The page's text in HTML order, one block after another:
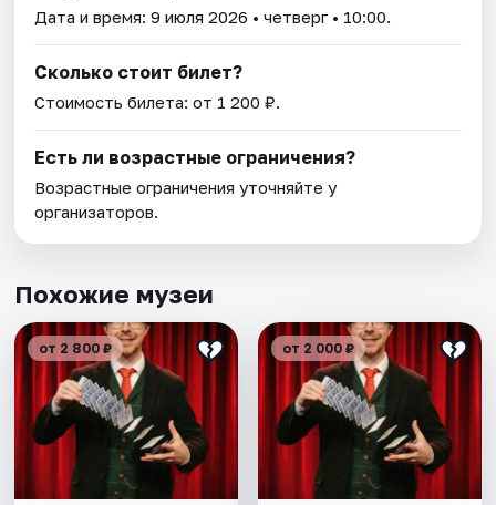
Дата и время:9 июля 2026 • четверг • 10:00.
Сколько стоит билет?
Стоимость билета: от 1 200 ₽.
Есть ли возрастные ограничения?
Возрастные ограничения уточняйте у
организаторов.
Похожие музеи
от 2 800 ₽ от 2 000 ₽